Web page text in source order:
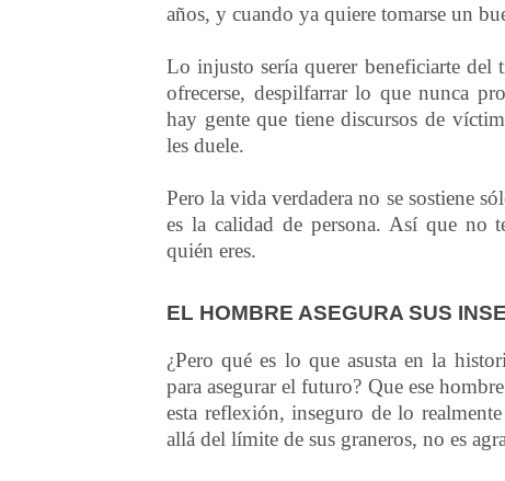
años, y cuando ya quiere tomarse un
Lo injusto sería querer beneficiarte
ofrecerse, despilfarrar lo que nunca
hay gente que tiene discursos de
les duele.
Pero la vida verdadera no se sostiene
es la calidad de persona. Así que no
quién eres.
EL HOMBRE ASEGURA SUS
¿Pero qué es lo que asusta en la
para asegurar el futuro? Que ese
esta reflexión, inseguro de lo
allá del límite de sus graneros, no es